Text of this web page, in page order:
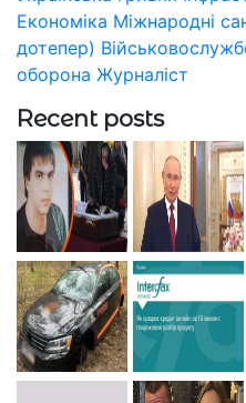
Економіка Міжнародні
дотепер)
оборона Журналіст
Recent posts